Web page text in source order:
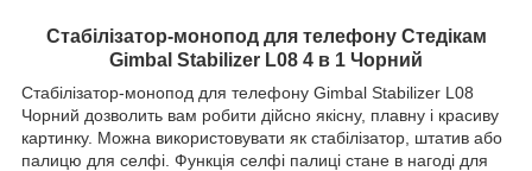
Стабілізатор-монопод для телефону Стедікам
Gimbal Stabilizer L08 4 в 1 Чорний
Стабілізатор-монопод для телефону Gimbal Stabilizer L08
Чорний дозволить вам робити дійсно якісну, плавну і красиву
картинку. Можна використовувати як стабілізатор, штатив або
палицю для селфі. Функція селфі палиці стане в нагоді для